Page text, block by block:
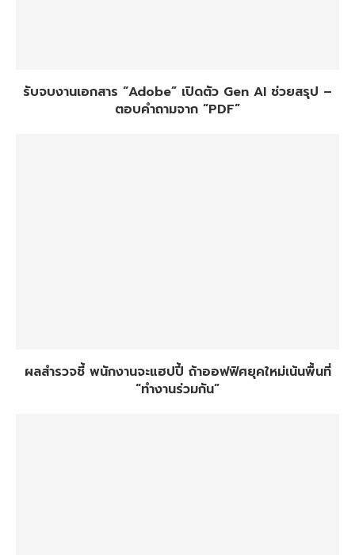
รับจบงานเอกสาร “Adobe” เปิดตัว Gen AI ช่วยสรุป –
ตอบคำถามจาก “PDF”
ผลสำรวจชี้ พนักงานจะแฮปปี้ ถ้าออฟฟิศยุคใหม่เน้นพื้นที่
“ทำงานร่วมกัน”